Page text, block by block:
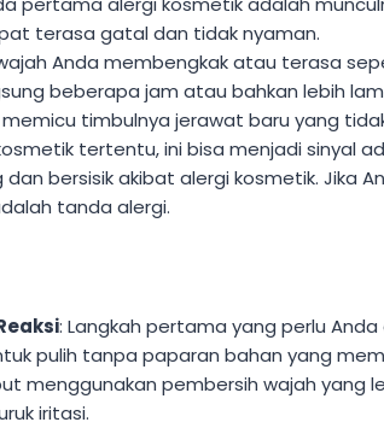
terasa gatal dan tidak nyaman.
Anda membengkak atau terasa
beberapa jam atau bahkan lebih
timbulnya jerawat baru yang
tertentu, ini bisa menjadi sinyal
bersisik akibat alergi kosmetik. Jika
tanda alergi.
: Langkah pertama yang perlu
pulih tanpa paparan bahan yang
menggunakan pembersih wajah
iritasi.